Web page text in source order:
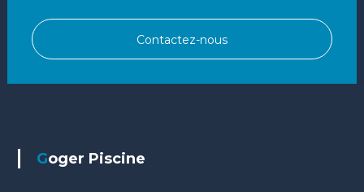
Contactez-nous
Goger Piscine